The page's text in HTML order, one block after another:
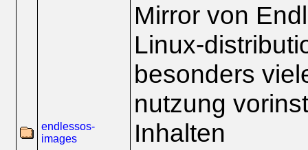
endlessos-
images
Mirror von
Linux-
besonders
nutzung
Inhalten